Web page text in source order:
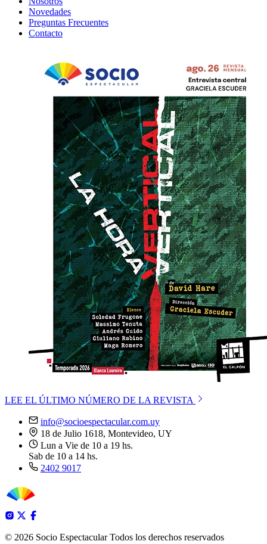
Novedades
Preguntas Frecuentes
Contacto
LEE EL ÚLTIMO NÚMERO DE LA REVISTA
info@socioespectacular.com.uy
18 de Julio 1618, Montevideo, UY
Lun a Vie de 10 a 19 hs.
Sab de 10 a 14 hs.
2402 9017
© 2026 Socio Espectacular Todos los derechos reservados